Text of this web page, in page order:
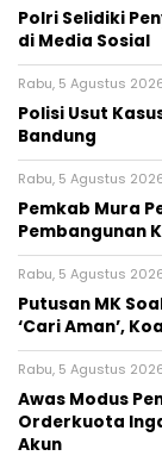
Polri Selidiki
di Media Sosial
Rabu, 5 Agustus
Polisi Usut
Bandung
Rabu, 5 Agustus 2026
Pemkab Mura
Pembangunan
Rabu, 5 Agustus
Putusan MK
‘Cari Aman’,
Rabu, 5 Agustus
Awas Modus
Orderkuota
Akun